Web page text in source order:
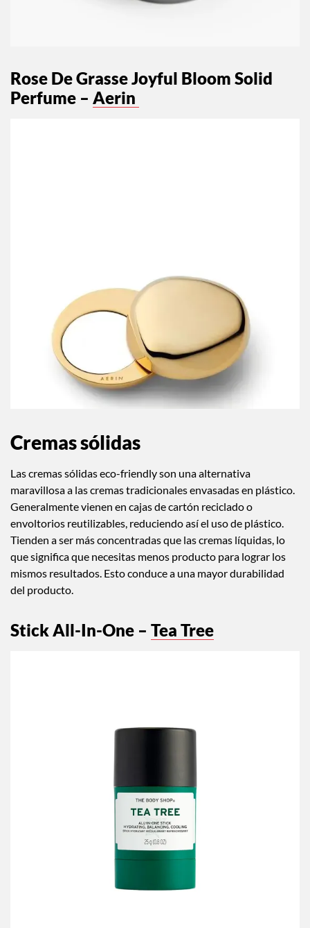
Rose De Grasse Joyful Bloom Solid
Perfume – Aerin
Cremas sólidas
Las cremas sólidas eco-friendly son una alternativa
maravillosa a las cremas tradicionales envasadas en plástico.
Generalmente vienen en cajas de cartón reciclado o
envoltorios reutilizables, reduciendo así el uso de plástico.
Tienden a ser más concentradas que las cremas líquidas, lo
que significa que necesitas menos producto para lograr los
mismos resultados. Esto conduce a una mayor durabilidad
del producto.
Stick All-In-One – Tea Tree